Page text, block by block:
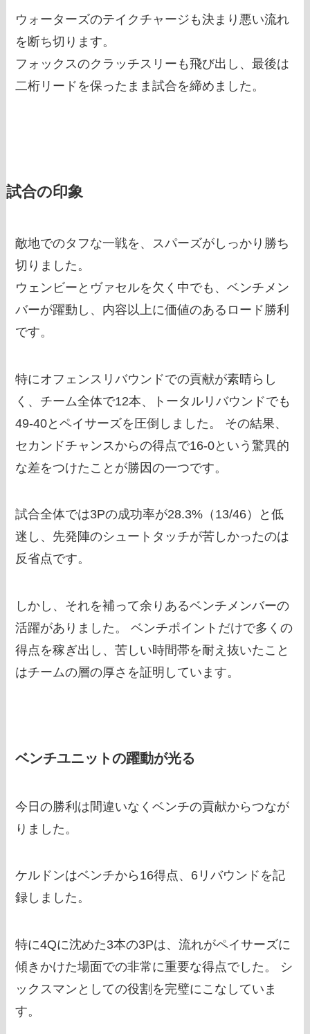
ウォーターズのテイクチャージも決まり悪い流れ
を断ち切ります。
フォックスのクラッチスリーも飛び出し、最後は
二桁リードを保ったまま試合を締めました。
試合の印象
敵地でのタフな一戦を、スパーズがしっかり勝ち
切りました。
ウェンビーとヴァセルを欠く中でも、ベンチメン
バーが躍動し、内容以上に価値のあるロード勝利
です。
特にオフェンスリバウンドでの貢献が素晴らし
く、チーム全体で12本、トータルリバウンドでも
49-40とペイサーズを圧倒しました。 その結果、
セカンドチャンスからの得点で16-0という驚異的
な差をつけたことが勝因の一つです。
試合全体では3Pの成功率が28.3%（13/46）と低
迷し、先発陣のシュートタッチが苦しかったのは
反省点です。
しかし、それを補って余りあるベンチメンバーの
活躍がありました。 ベンチポイントだけで多くの
得点を稼ぎ出し、苦しい時間帯を耐え抜いたこと
はチームの層の厚さを証明しています。
ベンチユニットの躍動が光る
今日の勝利は間違いなくベンチの貢献からつなが
りました。
ケルドンはベンチから16得点、6リバウンドを記
録しました。
特に4Qに沈めた3本の3Pは、流れがペイサーズに
傾きかけた場面での非常に重要な得点でした。 シ
ックスマンとしての役割を完璧にこなしていま
す。